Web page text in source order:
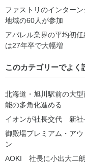
ファストリのインター
地域の60人が参加
アパレル業界の平均初
は27年卒で大幅増
このカテゴリーでよく
北海道・旭川駅前の大
能の多角化進める
イオンが社長交代 新
御殿場プレミアム・ア
ン
AOKI 社長に小出大二